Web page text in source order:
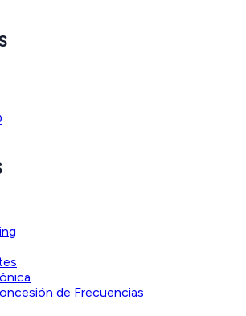
de Frecuencias